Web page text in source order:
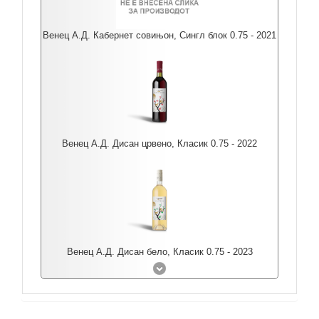
Венец А.Д. Кабернет совињон, Сингл блок 0.75 - 2021
Венец А.Д. Дисан црвено, Класик 0.75 - 2022
Венец А.Д. Дисан бело, Класик 0.75 - 2023